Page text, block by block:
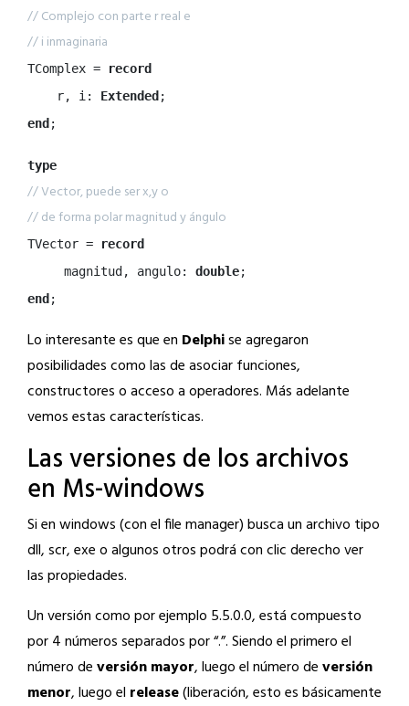
// Complejo con parte r real e
// i inmaginaria
TComplex =
record
    r, i:
Extended
end ;
type
// Vector, puede ser x,y o
// de forma polar magnitud y ángulo
TVector =
record
     magnitud, angulo:
double
end ;
Lo interesante es que en Delphise agregaron
posibilidades como las de asociar funciones,
constructores o acceso a operadores. Más adelante
vemos estas características.
Las versiones de los archivos
en Ms-windows
Si en windows (con el file manager) busca un archivo tipo
dll, scr, exe o algunos otros podrá con clic derecho ver
las propiedades.
Un versión como por ejemplo 5.5.0.0, está compuesto
por 4 números separados por “.”. Siendo el primero el
número deversión mayor, luego el número deversión
menor, luego el release(liberación, esto es básicamente